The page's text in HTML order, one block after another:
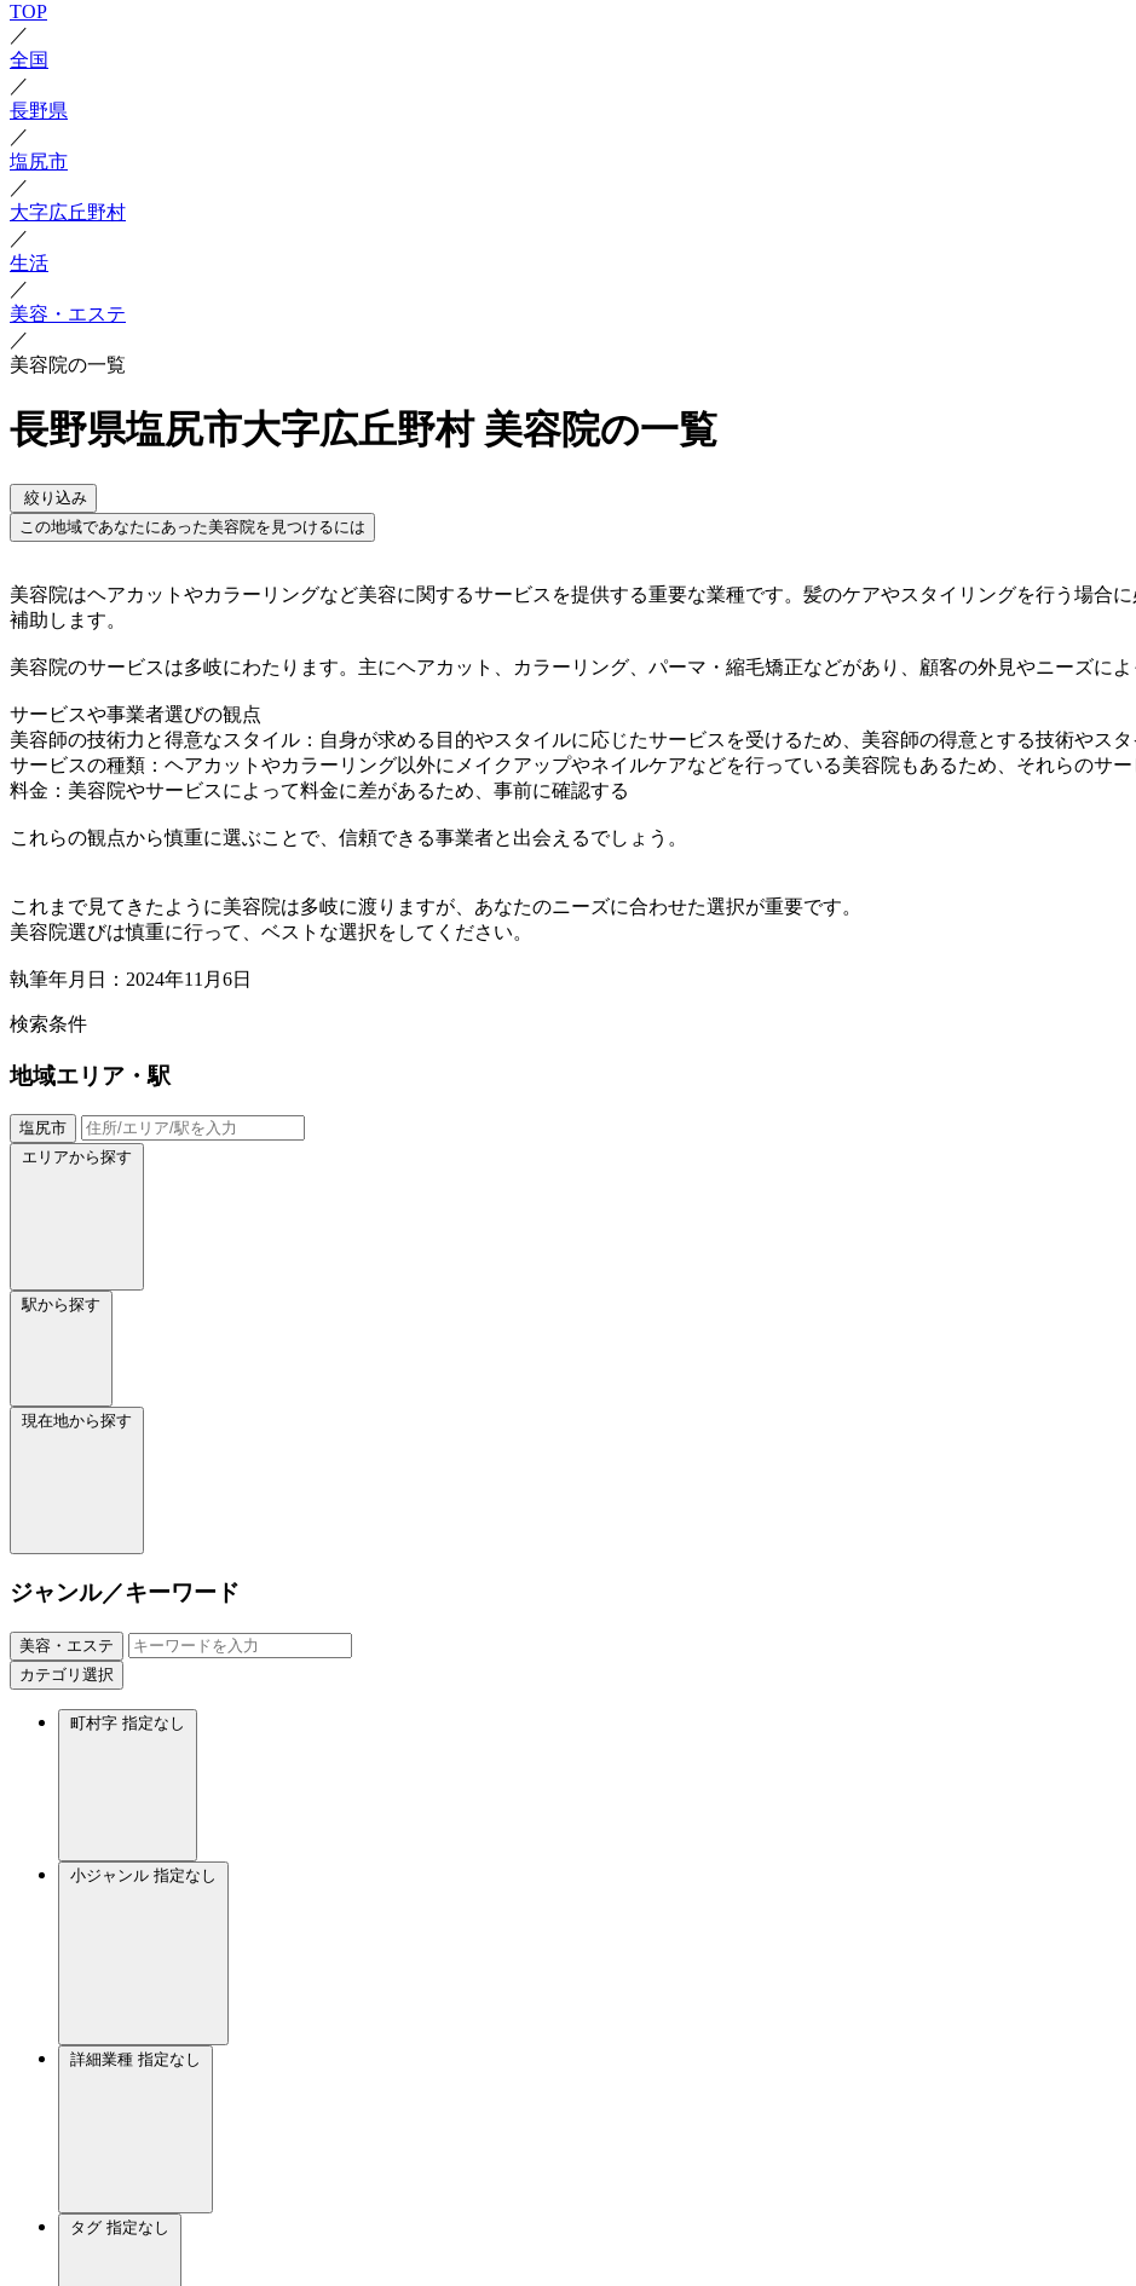
TOP
／
全国
／
長野県
／
塩尻市
／
大字広丘野村
／
生活
／
美容・エステ
／
美容院の一覧
長野県塩尻市大字広丘野村 美容院の一覧
絞り込み
この地域であなたにあった美容院を見つけるには
美容院はヘアカットやカラーリングなど美容に関するサービスを提供する重要な業種です。髪のケアやスタイリングを行う場合
補助します。
美容院のサービスは多岐にわたります。主にヘアカット、カラーリング、パーマ・縮毛矯正などがあり、顧客の外見やニーズによ
サービスや事業者選びの観点
美容師の技術力と得意なスタイル：自身が求める目的やスタイルに応じたサービスを受けるため、美容師の得意とする技術やス
サービスの種類：ヘアカットやカラーリング以外にメイクアップやネイルケアなどを行っている美容院もあるため、それらのサ
料金：美容院やサービスによって料金に差があるため、事前に確認する
これらの観点から慎重に選ぶことで、信頼できる事業者と出会えるでしょう。
これまで見てきたように美容院は多岐に渡りますが、あなたのニーズに合わせた選択が重要です。
美容院選びは慎重に行って、ベストな選択をしてください。
執筆年月日：2024年11月6日
検索条件
地域エリア・駅
塩尻市
エリアから探す
駅から探す
現在地から探す
ジャンル／キーワード
美容・エステ
カテゴリ選択
町村字 指定なし
小ジャンル 指定なし
詳細業種 指定なし
タグ 指定なし